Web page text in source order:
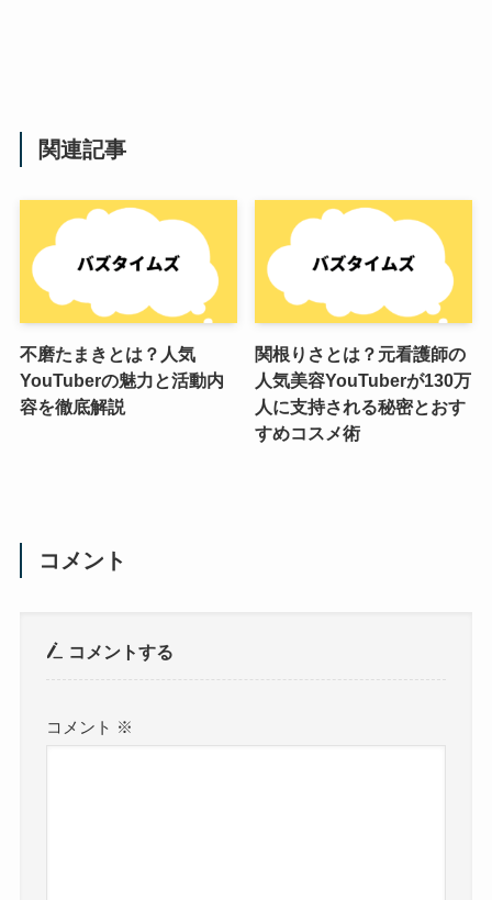
関連記事
不磨たまきとは？人気
YouTuberの魅力と活動内
容を徹底解説
関根りさとは？元看護師の
人気美容YouTuberが130万
人に支持される秘密とおす
すめコスメ術
コメント
コメントする
コメント ※